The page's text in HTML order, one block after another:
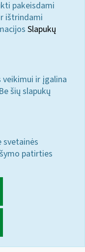
pakeisdami
ištrindami
Slapukų
ir įgalina
šių slapukų
patirties